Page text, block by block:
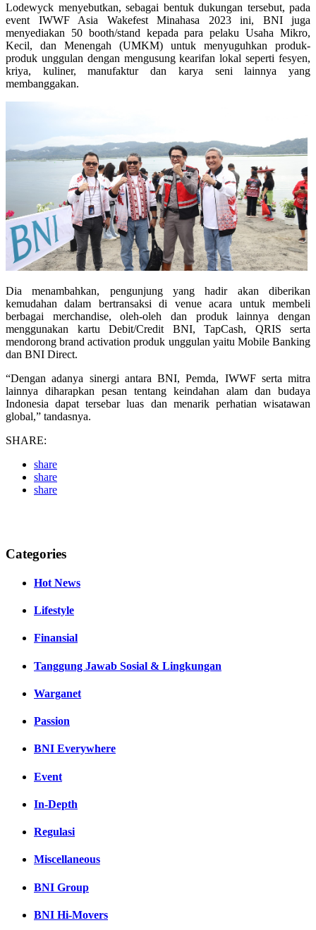
Lodewyck menyebutkan, sebagai bentuk dukungan tersebut, pada
event IWWF Asia Wakefest Minahasa 2023 ini, BNI juga
menyediakan 50 booth/stand kepada para pelaku Usaha Mikro,
Kecil, dan Menengah (UMKM) untuk menyuguhkan produk-
produk unggulan dengan mengusung kearifan lokal seperti fesyen,
kriya, kuliner, manufaktur dan karya seni lainnya yang
membanggakan.
Dia menambahkan, pengunjung yang hadir akan diberikan
kemudahan dalam bertransaksi di venue acara untuk membeli
berbagai merchandise, oleh-oleh dan produk lainnya dengan
menggunakan kartu Debit/Credit BNI, TapCash, QRIS serta
mendorong brand activation produk unggulan yaitu Mobile Banking
dan BNI Direct.
“Dengan adanya sinergi antara BNI, Pemda, IWWF serta mitra
lainnya diharapkan pesan tentang keindahan alam dan budaya
Indonesia dapat tersebar luas dan menarik perhatian wisatawan
global,” tandasnya.
SHARE:
share
share
share
Categories
Hot News
Lifestyle
Finansial
Tanggung Jawab Sosial & Lingkungan
Warganet
Passion
BNI Everywhere
Event
In-Depth
Regulasi
Miscellaneous
BNI Group
BNI Hi-Movers